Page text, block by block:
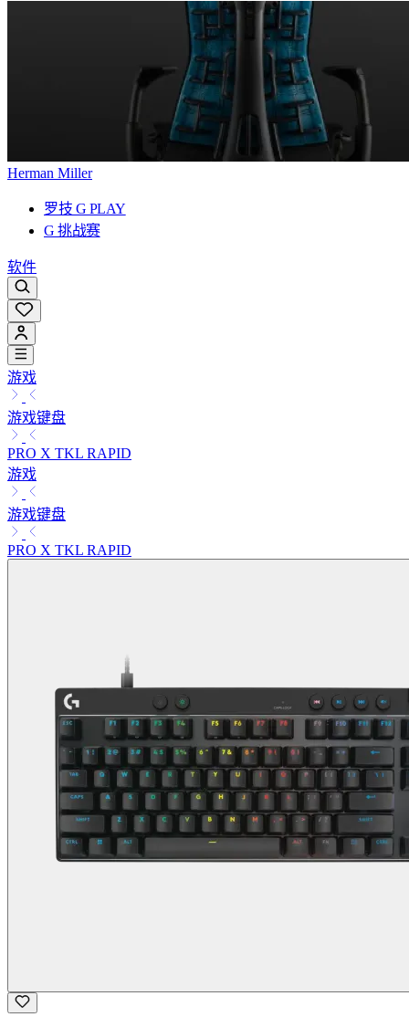
Herman Miller
罗技 G PLAY
G 挑战赛
软件
游戏
游戏键盘
PRO X TKL RAPID
游戏
游戏键盘
PRO X TKL RAPID